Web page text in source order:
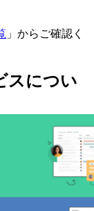
」からご確認く
スについ